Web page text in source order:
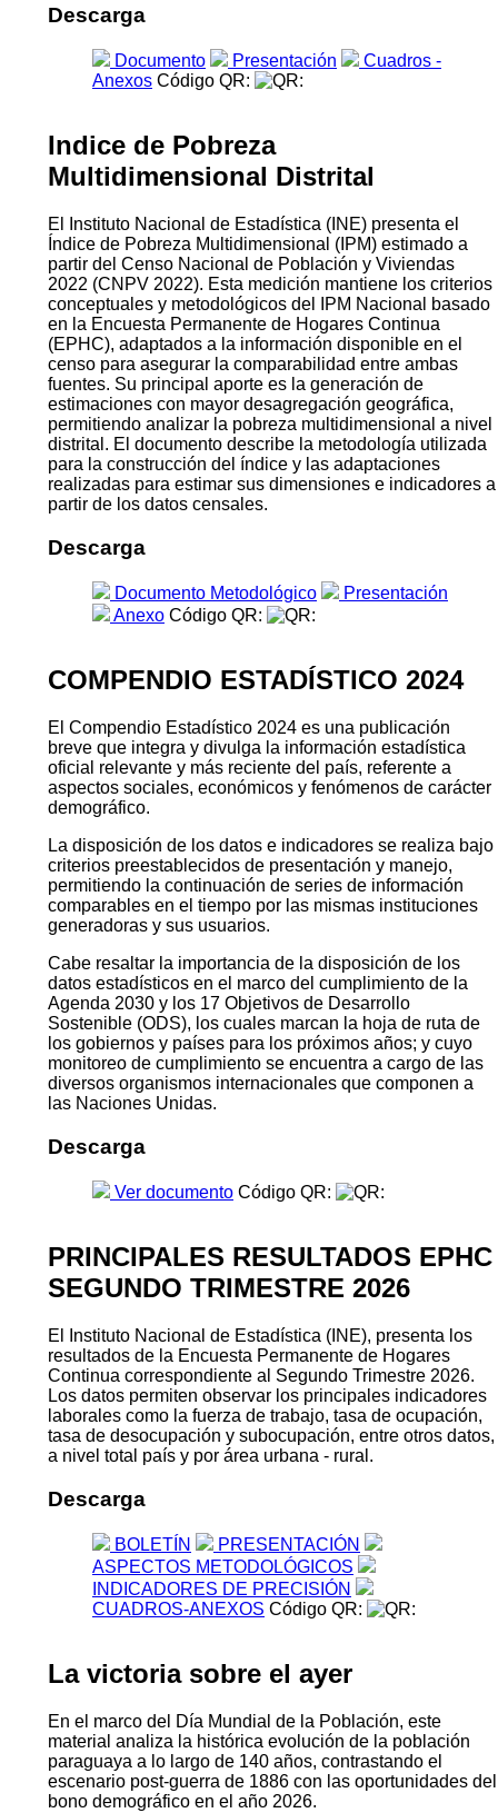
Descarga
Documento Presentación
Cuadros -
Anexos Código QR:
Indice de Pobreza
Multidimensional Distrital
El Instituto Nacional de Estadística (INE) presenta el
Índice de Pobreza Multidimensional (IPM) estimado a
partir del Censo Nacional de Población y Viviendas
2022 (CNPV 2022). Esta medición mantiene los criterios
conceptuales y metodológicos del IPM Nacional basado
en la Encuesta Permanente de Hogares Continua
(EPHC), adaptados a la información disponible en el
censo para asegurar la comparabilidad entre ambas
fuentes. Su principal aporte es la generación de
estimaciones con mayor desagregación geográfica,
permitiendo analizar la pobreza multidimensional a nivel
distrital. El documento describe la metodología utilizada
para la construcción del índice y las adaptaciones
realizadas para estimar sus dimensiones e indicadores a
partir de los datos censales.
Descarga
Documento Metodológico
Presentación
Anexo Código QR:
COMPENDIO ESTADÍSTICO 2024
El Compendio Estadístico 2024 es una publicación
breve que integra y divulga la información estadística
oficial relevante y más reciente del país, referente a
aspectos sociales, económicos y fenómenos de carácter
demográfico.
La disposición de los datos e indicadores se realiza bajo
criterios preestablecidos de presentación y manejo,
permitiendo la continuación de series de información
comparables en el tiempo por las mismas instituciones
generadoras y sus usuarios.
Cabe resaltar la importancia de la disposición de los
datos estadísticos en el marco del cumplimiento de la
Agenda 2030 y los 17 Objetivos de Desarrollo
Sostenible (ODS), los cuales marcan la hoja de ruta de
los gobiernos y países para los próximos años; y cuyo
monitoreo de cumplimiento se encuentra a cargo de las
diversos organismos internacionales que componen a
las Naciones Unidas.
Descarga
Ver documento Código QR:
PRINCIPALES RESULTADOS EPHC
SEGUNDO TRIMESTRE 2026
El Instituto Nacional de Estadística (INE), presenta los
resultados de la Encuesta Permanente de Hogares
Continua correspondiente al Segundo Trimestre 2026.
Los datos permiten observar los principales indicadores
laborales como la fuerza de trabajo, tasa de ocupación,
tasa de desocupación y subocupación, entre otros datos,
a nivel total país y por área urbana - rural.
Descarga
BOLETÍN
PRESENTACIÓN
ASPECTOS METODOLÓGICOS
INDICADORES DE PRECISIÓN
CUADROS-ANEXOS Código QR:
La victoria sobre el ayer
En el marco del Día Mundial de la Población, este
material analiza la histórica evolución de la población
paraguaya a lo largo de 140 años, contrastando el
escenario post-guerra de 1886 con las oportunidades del
bono demográfico en el año 2026.